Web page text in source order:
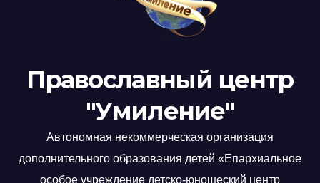
Православный центр
"Умиление"
Автономная некоммерческая организация
дополнительного образования детей «Епархиальное
особое учреждение детско-юношеский центр